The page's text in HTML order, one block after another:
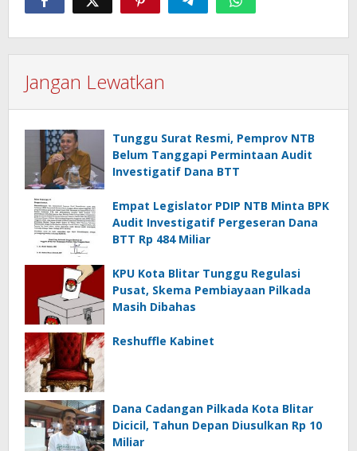
Jangan Lewatkan
Tunggu Surat Resmi, Pemprov NTB
Belum Tanggapi Permintaan Audit
Investigatif Dana BTT
Empat Legislator PDIP NTB Minta BPK
Audit Investigatif Pergeseran Dana
BTT Rp 484 Miliar
KPU Kota Blitar Tunggu Regulasi
Pusat, Skema Pembiayaan Pilkada
Masih Dibahas
Reshuffle Kabinet
Dana Cadangan Pilkada Kota Blitar
Dicicil, Tahun Depan Diusulkan Rp 10
Miliar